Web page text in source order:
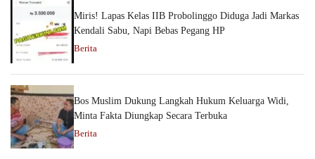
Miris! Lapas Kelas IIB Probolinggo Diduga Jadi Markas
Kendali Sabu, Napi Bebas Pegang HP
Berita
Bos Muslim Dukung Langkah Hukum Keluarga Widi,
Minta Fakta Diungkap Secara Terbuka
Berita